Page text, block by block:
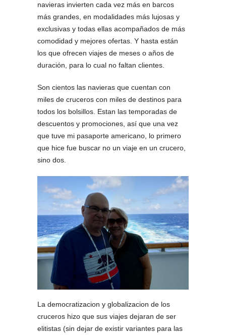
navieras invierten cada vez más en barcos
más grandes, en modalidades más lujosas y
exclusivas y todas ellas acompañados de más
comodidad y mejores ofertas. Y hasta están
los que ofrecen viajes de meses o años de
duración, para lo cual no faltan clientes.
Son cientos las navieras que cuentan con
miles de cruceros con miles de destinos para
todos los bolsillos. Estan las temporadas de
descuentos y promociones, así que una vez
que tuve mi pasaporte americano, lo primero
que hice fue buscar no un viaje en un crucero,
sino dos.
La democratizacion y globalizacion de los
cruceros hizo que sus viajes dejaran de ser
elitistas (sin dejar de existir variantes para las